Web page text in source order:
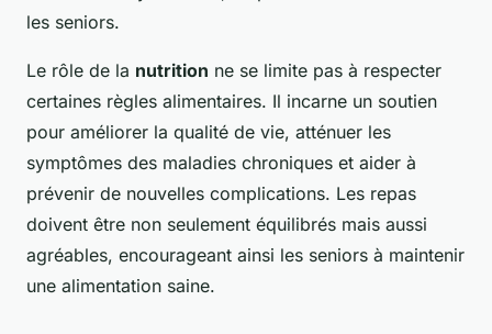
les seniors.
Le rôle de la nutrition ne se limite pas à respecter
certaines règles alimentaires. Il incarne un soutien
pour améliorer la qualité de vie, atténuer les
symptômes des maladies chroniques et aider à
prévenir de nouvelles complications. Les repas
doivent être non seulement équilibrés mais aussi
agréables, encourageant ainsi les seniors à maintenir
une alimentation saine.